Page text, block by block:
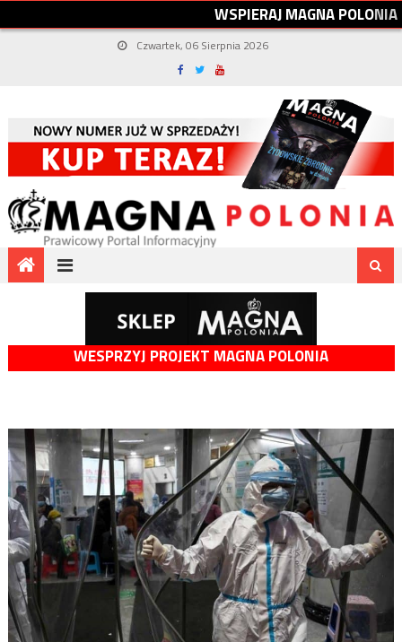
WSPIERAJMAGNAPOLONIA
Czwartek, 06 Sierpnia 2026
WESPRZYJ PROJEKT MAGNA POLONIA